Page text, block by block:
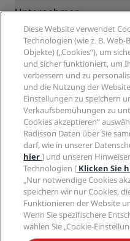
Blog
Neue und aufstrebende
Radisson Hotels APP
„Sports Approved“-Hotels
Familienfreundliche Hotels
Gesundheit & Sicherheit
Partner
Reisebüros
Unternehmen
Radisson Hotel Group
Medien
Karriere RHG
Karriere PPHE
Karrieren EHL
The Club by RHG
Entwicklungsmöglichkeiten
Responsible Business –
Einkauf
Rechtliches
Privacy Centre
Rechtliche Hinweise
Radisson Rewards
Website-
Digitale Barrierefreiheit
Moderne Sklaverei –
Hilfe
Verbrauchermeldungen
Kontakt
FAQ
Inhaltsübersicht
Soziale Medien
Marken von Radisson
VERPASSEN SIE
Diese Website verwendet
Technologien (wie z. B. Web-
Objekte) („Cookies“), um
und sicher funktioniert, um
verbessern und zu
und die Nutzung der
Einstellungen zu speichern
Verkaufsbemühungen zu
Cookies akzeptieren“
Radisson Daten über Sie
darf, wie in unserer
hier] und unseren
Technologien [ Klicken Sie
„Nur notwendige Cookies
speichern wir nur Cookies,
Funktionieren der Website
Wenn Sie spezifischere
wählen Sie „Cookie-